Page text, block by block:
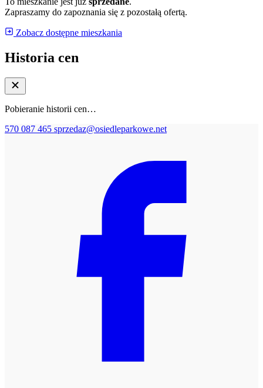
Zapraszamy do zapoznania się z pozostałą ofertą.
Zobacz dostępne mieszkania
Historia cen
Pobieranie historii cen…
570 087 465 sprzedaz@osiedleparkowe.net